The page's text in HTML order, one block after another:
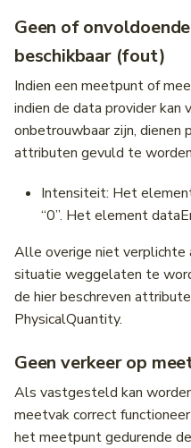
Geen of
beschikbaar (fout)
Indien een meetpunt of
indien de data provider
onbetrouwbaar zijn,
attributen gevuld te
Intensiteit: Het
“0”. Het element
Alle overige niet verplichte
situatie weggelaten te
de hier beschreven
PhysicalQuantity.
Geen verkeer op
Als vastgesteld kan
meetvak correct
het meetpunt gedurende